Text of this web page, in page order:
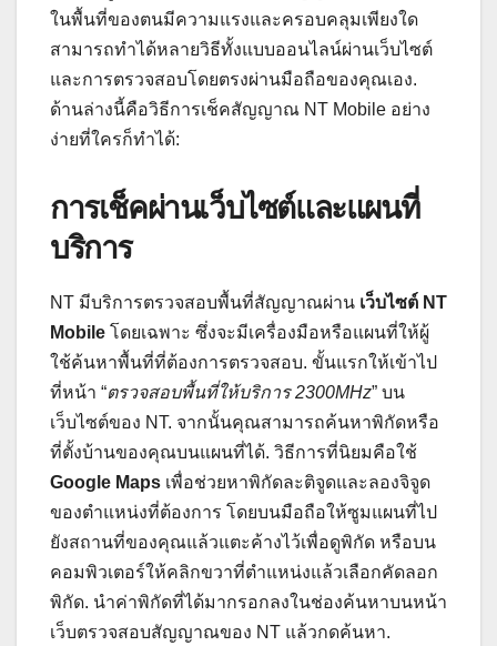
ในพื้นที่ของตนมีความแรงและครอบคลุมเพียงใด
สามารถทำได้หลายวิธีทั้งแบบออนไลน์ผ่านเว็บไซต์
และการตรวจสอบโดยตรงผ่านมือถือของคุณเอง.
ด้านล่างนี้คือวิธีการเช็คสัญญาณ NT Mobile อย่าง
ง่ายที่ใครก็ทำได้:
การเช็คผ่านเว็บไซต์และแผนที่
บริการ
NT มีบริการตรวจสอบพื้นที่สัญญาณผ่าน เว็บไซต์ NT
Mobile โดยเฉพาะ ซึ่งจะมีเครื่องมือหรือแผนที่ให้ผู้
ใช้ค้นหาพื้นที่ที่ต้องการตรวจสอบ. ขั้นแรกให้เข้าไป
ที่หน้า “ตรวจสอบพื้นที่ให้บริการ 2300MHz” บน
เว็บไซต์ของ NT. จากนั้นคุณสามารถค้นหาพิกัดหรือ
ที่ตั้งบ้านของคุณบนแผนที่ได้. วิธีการที่นิยมคือใช้
Google Maps เพื่อช่วยหาพิกัดละติจูดและลองจิจูด
ของตำแหน่งที่ต้องการ โดยบนมือถือให้ซูมแผนที่ไป
ยังสถานที่ของคุณแล้วแตะค้างไว้เพื่อดูพิกัด หรือบน
คอมพิวเตอร์ให้คลิกขวาที่ตำแหน่งแล้วเลือกคัดลอก
พิกัด. นำค่าพิกัดที่ได้มากรอกลงในช่องค้นหาบนหน้า
เว็บตรวจสอบสัญญาณของ NT แล้วกดค้นหา.